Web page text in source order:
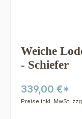
Weiche
- Schiefer
339,00 €*
Preise inkl. MwSt.